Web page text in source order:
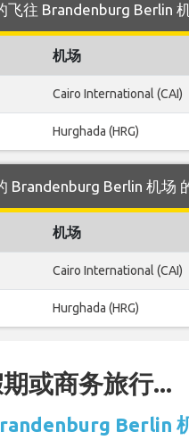
飞往 Brandenburg Berlin
机场
Cairo International (CAI)
Hurghada (HRG)
Brandenburg Berlin 机场
机场
Cairo International (CAI)
Hurghada (HRG)
或商务旅行...
Berlin